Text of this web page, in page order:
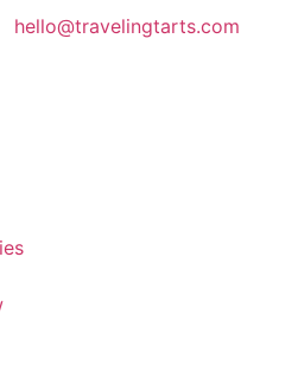
hello@travelingtarts.com